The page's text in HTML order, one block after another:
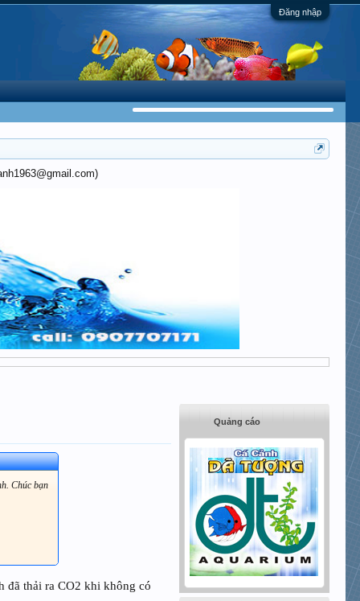
Đăng nhập
Chúc bạn
đã thải ra CO2 khi không có
Quảng cáo